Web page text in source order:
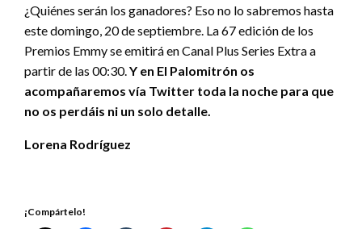
¿Quiénes serán los ganadores? Eso no lo sabremos hasta
este domingo, 20 de septiembre. La 67 edición de los
Premios Emmy se emitirá en Canal Plus Series Extra a
partir de las 00:30.Y en El Palomitrón os
acompañaremos vía Twitter toda la noche para que
no os perdáis ni un solo detalle.
Lorena Rodríguez
¡Compártelo!